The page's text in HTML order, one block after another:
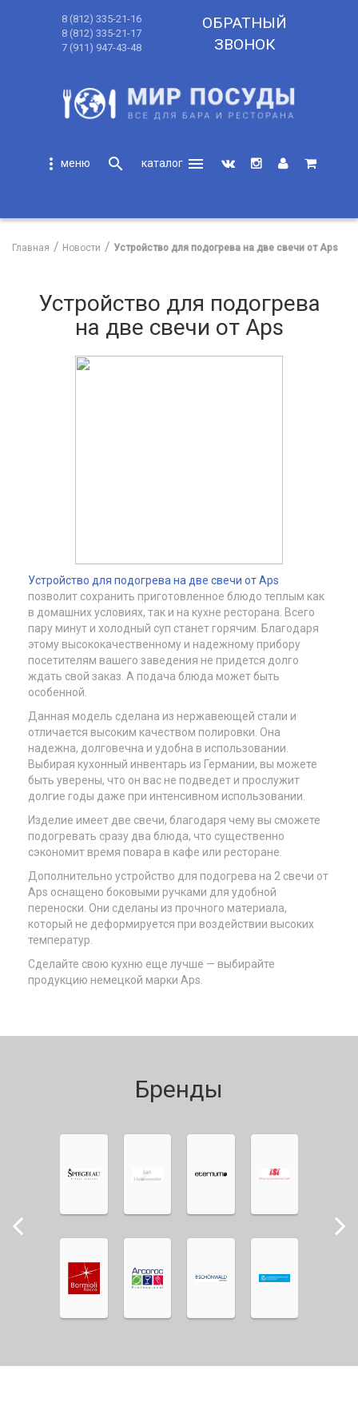
8 (812) 335-21-16
8 (812) 335-21-17
7 (911) 947-43-48
ОБРАТНЫЙ
ЗВОНОК
more_vert search
menu
Главная Новости ​Устройство для подогрева на две свечи от Aps
​Устройство для подогрева
на две свечи от Aps
Устройство для подогрева на две свечи от Aps
позволит сохранить приготовленное блюдо теплым как
в домашних условиях, так и на кухне ресторана. Всего
пару минут и холодный суп станет горячим. Благодаря
этому высококачественному и надежному прибору
посетителям вашего заведения не придется долго
ждать свой заказ. А подача блюда может быть
особенной.
Данная модель сделана из нержавеющей стали и
отличается высоким качеством полировки. Она
надежна, долговечна и удобна в использовании.
Выбирая кухонный инвентарь из Германии, вы можете
быть уверены, что он вас не подведет и прослужит
долгие годы даже при интенсивном использовании.
Изделие имеет две свечи, благодаря чему вы сможете
подогревать сразу два блюда, что существенно
сэкономит время повара в кафе или ресторане.
Дополнительно устройство для подогрева на 2 свечи от
Aps оснащено боковыми ручками для удобной
переноски. Они сделаны из прочного материала,
который не деформируется при воздействии высоких
температур.
Сделайте свою кухню еще лучше — выбирайте
продукцию немецкой марки Aps.
Бренды